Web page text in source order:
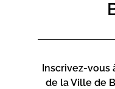
sciences/
Centru culturale
Inscrivez-
de la Ville de